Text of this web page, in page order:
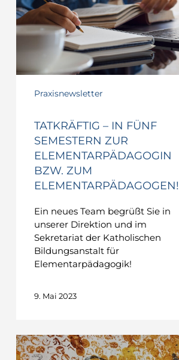
Semestern
zur
Elementarpädagogin
Elementarpädagogen!
Praxisnewsletter
TATKRÄFTIG – IN FÜNF
SEMESTERN ZUR
ELEMENTARPÄDAGOGIN
BZW. ZUM
ELEMENTARPÄDAGOGEN!
Ein neues Team begrüßt Sie in
unserer Direktion und im
Sekretariat der Katholischen
Bildungsanstalt für
Elementarpädagogik!
9. Mai 2023
TATENDRANG
–